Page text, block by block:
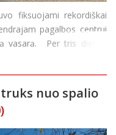
fiksuojami rekordiškai
pagalbos centrui
vasarą. Per tris dienas
112 sulaukta 18 241
truks nuo spalio